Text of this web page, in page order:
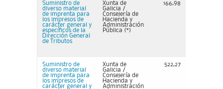
Suministro de
diverso material
de imprenta para
los impresos de
carácter general y
específicos de la
Dirección General
de Tributos
Xunta de
Galicia /
Consejería de
Hacienda y
Administración
Pública (*)
166,98
Suministro de
diverso material
de imprenta para
los impresos de
carácter general y
Xunta de
Galicia /
Consejería de
Hacienda y
Administración
522,27